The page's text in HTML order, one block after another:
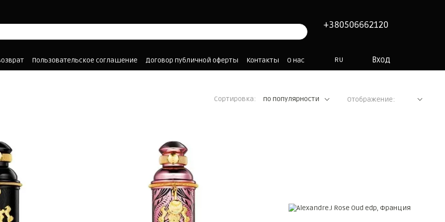
+380506662120
Пользовательское соглашение Договор публичной оферты Контакты
О нас
RU Вход
Сортировка: по популярности Отображение: